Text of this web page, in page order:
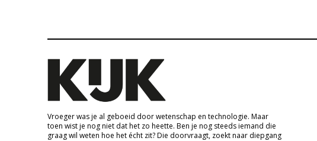
Vroeger was je al geboeid door wetenschap en technologie. Maar
toen wist je nog niet dat het zo heette. Ben je nog steeds iemand die
graag wil weten hoe het écht zit? Die doorvraagt, zoekt naar diepgang